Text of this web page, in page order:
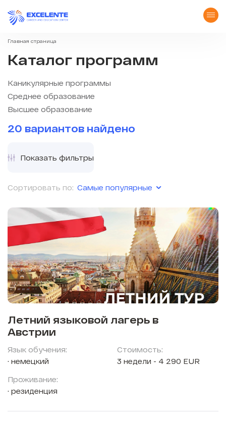
Главная страница
Каталог программ
Каникулярные программы
Среднее образование
Высшее образование
20 вариантов найдено
Сортировать по: Самые популярные
Показать фильтры
Летний языковой лагерь в
Австрии
Язык обучения:
немецкий
Проживание:
резиденция
Стоимость:
3 недели - 4 290 EUR